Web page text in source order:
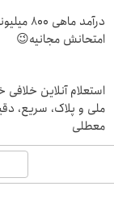
درآمد
امتحانش مجانیه😉
استعلام آنلاین
ملی و پلاک، سریع،
معطلی